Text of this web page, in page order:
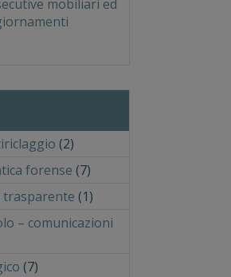
mobiliari ed
(2)
forense (7)
(1)
– comunicazioni
(7)